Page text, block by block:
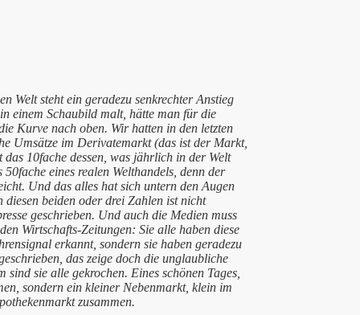
Welt steht ein geradezu senkrechter Anstieg
einem Schaubild malt, hätte man für die
Kurve nach oben. Wir hatten in den letzten
Umsätze im Derivatemarkt (das ist der Markt,
10fache dessen, was jährlich in der Welt
eines realen Welthandels, denn der
Und das alles hat sich untern den Augen
beiden oder drei Zahlen ist nicht
geschrieben. Und auch die Medien muss
Wirtschafts-Zeitungen: Sie alle haben diese
erkannt, sondern sie haben geradezu
das zeige doch die unglaubliche
sie alle gekrochen. Eines schönen Tages,
sondern ein kleiner Nebenmarkt, klein im
zusammen.